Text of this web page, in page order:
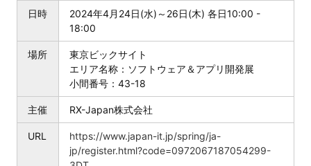
日時
2024年4月24日(水)～26日(木) 各日10:00 -
18:00
場所
東京ビックサイト
エリア名称：ソフトウェア＆アプリ開発展
小間番号：43-18
主催 RX-Japan株式会社
URL
https://www.japan-it.jp/spring/ja-
jp/register.html?code=0972067187054299-